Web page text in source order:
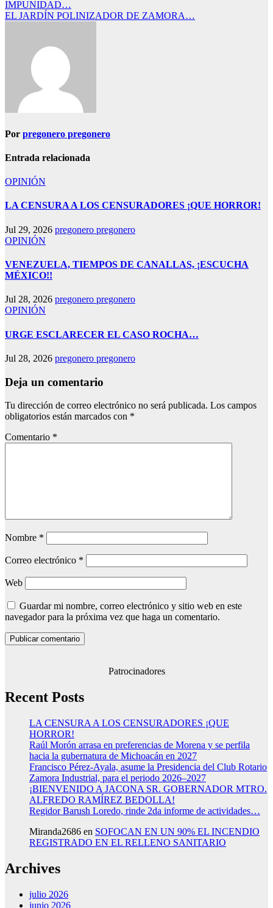
de
IMPUNIDAD…
EL JARDÍN POLINIZADOR DE ZAMORA…
Por pregonero pregonero
Entrada relacionada
OPINIÓN
LA CENSURA A LOS CENSURADORES ¡QUE HORROR!
Jul 29, 2026 pregonero pregonero
OPINIÓN
VENEZUELA, TIEMPOS DE CANALLAS, ¡ESCUCHA
MÉXICO!!
Jul 28, 2026 pregonero pregonero
OPINIÓN
URGE ESCLARECER EL CASO ROCHA…
Jul 28, 2026 pregonero pregonero
Deja un comentario
Tu dirección de correo electrónico no será publicada. Los campos
obligatorios están marcados con *
Comentario *
Nombre *
Correo electrónico *
Web
Guardar mi nombre, correo electrónico y sitio web en este
navegador para la próxima vez que haga un comentario.
Patrocinadores
Recent Posts
LA CENSURA A LOS CENSURADORES ¡QUE
HORROR!
Raúl Morón arrasa en preferencias de Morena y se perfila
hacia la gubernatura de Michoacán en 2027
Francisco Pérez-Ayala, asume la Presidencia del Club Rotario
Zamora Industrial, para el periodo 2026–2027
¡BIENVENIDO A JACONA SR. GOBERNADOR MTRO.
ALFREDO RAMÍREZ BEDOLLA!
Regidor Barush Loredo, rinde 2da informe de actividades…
Miranda2686 en SOFOCAN EN UN 90% EL INCENDIO
REGISTRADO EN EL RELLENO SANITARIO
Archives
julio 2026
junio 2026